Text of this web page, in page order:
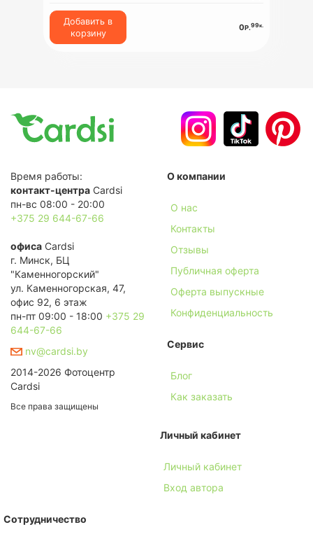
Добавить в
корзину
0Р.99к.
Время работы:
контакт-центра Cardsi
пн-вс 08:00 - 20:00
+375 29 644-67-66
офиса Cardsi
г. Минск, БЦ
"Каменногорский"
ул. Каменногорская, 47,
офис 92, 6 этаж
пн-пт 09:00 - 18:00 +375 29
644-67-66
nv@cardsi.by
2014-2026 Фотоцентр
Cardsi
Все права защищены
О компании
О нас
Контакты
Отзывы
Публичная оферта
Оферта выпускные
Конфиденциальность
Сервис
Блог
Как заказать
Личный кабинет
Личный кабинет
Вход автора
Сотрудничество